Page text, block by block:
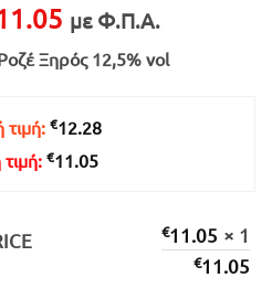
Η
τρέχουσα
τιμή
€11.05.
με Φ.Π.Α.
Ξηρός 12,5% vol
τιμή: €12.28
τιμή: €11.05
€11.05 × 1
€11.05